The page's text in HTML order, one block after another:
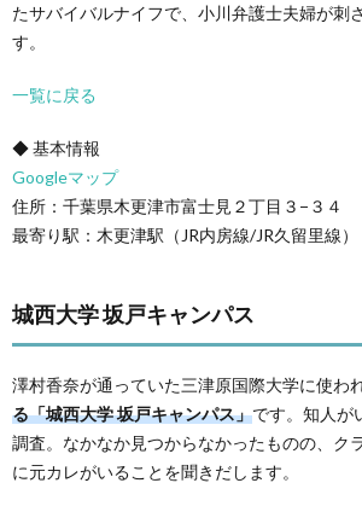
たサバイバルナイフで、小川弁護士夫婦が刺
す。
一覧に戻る
◆ 基本情報
Googleマップ
住所：千葉県木更津市富士見２丁目３−３４
最寄り駅：木更津駅（JR内房線/JR久留里線）
城西大学 坂戸キャンパス
澤村香奈が通っていた三津原国際大学に使わ
る「城西大学 坂戸キャンパス」です。知人が
調査。なかなか見つからなかったものの、ク
に元カレがいることを聞きだします。